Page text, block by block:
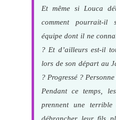
Et même si Louca
comment pourrait-il
équipe dont il ne
? Et d’ailleurs est-il
lors de son départ au
? Progressé ?
Pendant ce temps,
prennent une
débrancher leur fils